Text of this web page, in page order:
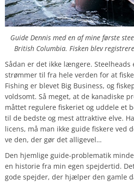
Guide Dennis med en af mine første
British Columbia. Fisken blev
Sådan er det ikke længere.
strømmer til fra hele verden for at
Fishing er blevet Big Business, og
voldsomt. Så meget, at de kanadiske
måttet regulere fiskeriet og uddele et
til de bedste og mest attraktive elve.
licens, må man ikke guide fiskere ved
ve den, der gør det alligevel…
Den hjemlige guide-problematik
en historie fra min egen spejdertid.
gode spejder, der hjælper den gamle